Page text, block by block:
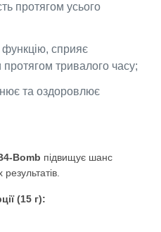
протягом усього
сприяє
протягом тривалого часу;
та оздоровлює
Bomb підвищує шанс
(15 г):